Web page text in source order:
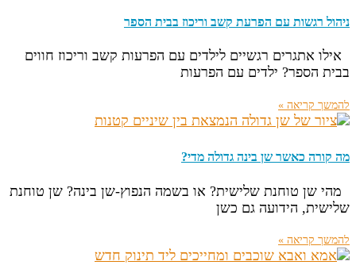
ניהול רגשות עם הפרעת קשב וריכוז בבית הספר
אילו אתגרים רגשיים לילדים עם הפרעות קשב וריכוז חווים
בבית הספר? ילדים עם הפרעות
להמשך קריאה »
מה קורה כאשר שן בינה גדולה מדי?
מהי שן טוחנת שלישית? או בשמה הנפוץ-שן בינה? שן טוחנת
שלישית, הידועה גם כשן
להמשך קריאה »